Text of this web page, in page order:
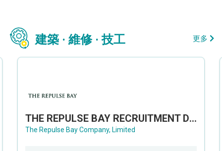
建築 · 維修 · 技工 更多
THE REPULSE BAY RECRUITMENT DAY 淺水灣影灣園人才招聘會
The Repulse Bay Company, Limited